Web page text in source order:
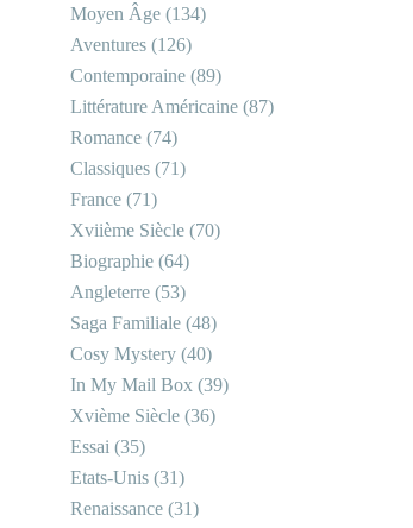
Moyen Âge (134)
Aventures (126)
Contemporaine (89)
Littérature Américaine (87)
Romance (74)
Classiques (71)
France (71)
Xviième Siècle (70)
Biographie (64)
Angleterre (53)
Saga Familiale (48)
Cosy Mystery (40)
In My Mail Box (39)
Xvième Siècle (36)
Essai (35)
Etats-Unis (31)
Renaissance (31)